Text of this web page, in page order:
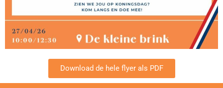
Download de hele flyer als PDF